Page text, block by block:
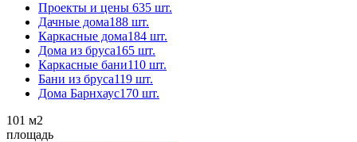
Проекты и цены 635 шт.
Дачные дома188 шт.
Каркасные дома184 шт.
Дома из бруса165 шт.
Каркасные бани110 шт.
Бани из бруса119 шт.
Дома Барнхаус170 шт.
101 м2
площадь